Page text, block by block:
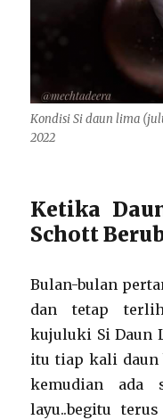
Kondisi Si daun lima
2022
Ketika
Schott
Bulan-bulan
dan tetap
kujuluki Si Daun
itu tiap kali daun
kemudian ada
layu..begitu